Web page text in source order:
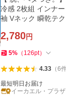
冷感 2枚組 インナ
袖 Vネック 瞬乾テ
2,780円
5% （ 126pt）
4.33（6
最短明日お届け
イーカエル・プラザ